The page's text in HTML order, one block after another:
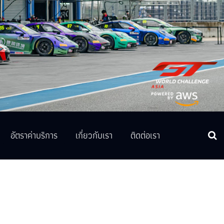
อัตราค่าบริการ เกี่ยวกับเรา ติดต่อเรา